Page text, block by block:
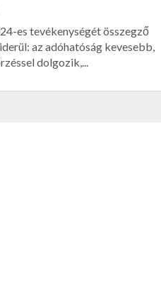
es tevékenységét összegző
az adóhatóság kevesebb,
dolgozik,...